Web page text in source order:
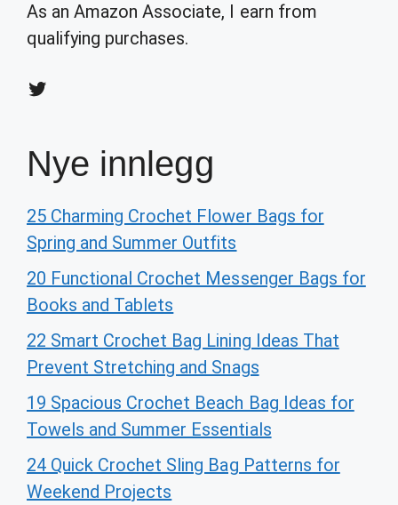
As an Amazon Associate, I earn from
qualifying purchases.
Twitter
Nye innlegg
25 Charming Crochet Flower Bags for
Spring and Summer Outfits
20 Functional Crochet Messenger Bags for
Books and Tablets
22 Smart Crochet Bag Lining Ideas That
Prevent Stretching and Snags
19 Spacious Crochet Beach Bag Ideas for
Towels and Summer Essentials
24 Quick Crochet Sling Bag Patterns for
Weekend Projects